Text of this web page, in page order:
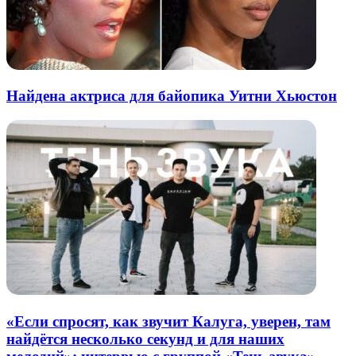
Найдена актриса для байопика Уитни Хьюстон
«Если спросят, как звучит Калуга, уверен, там
найдётся несколько секунд и для наших